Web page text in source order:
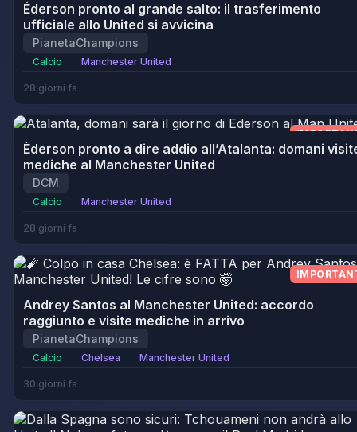
Éderson pronto al grande salto: il trasferimento
ufficiale allo United si avvicina
PianetaChampions
Calcio Manchester United
28 giorni fa
Èderson pronto a dire addio all’Atalanta: domani
mediche al Manchester United
DCM
Calcio Manchester United
28 giorni fa
Andrey Santos al Manchester United: accordo
raggiunto e visite mediche in arrivo
PianetaChampions
Calcio Chelsea Manchester United
30 giorni fa